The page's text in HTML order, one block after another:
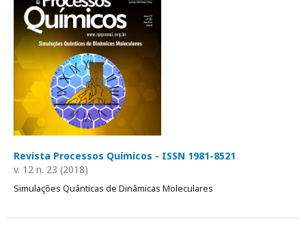
Revista Processos Químicos - ISSN 1981-8521
v. 12 n. 23 (2018)
Simulações Quânticas de Dinâmicas Moleculares